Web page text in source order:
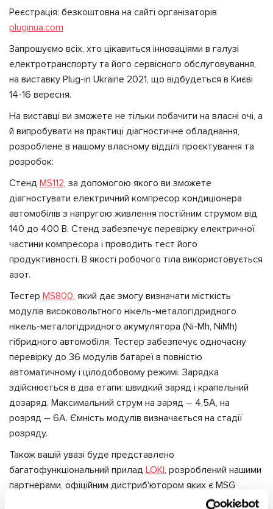
Реєстрація: безкоштовна на сайті організаторів
pluginua.com
Запрошуємо всіх, хто цікавиться інноваціями в галузі
електротранспорту та його сервісного обслуговування,
на виставку Plug-in Ukraine 2021, що відбудеться в Києві
14-16 вересня.
На виставці ви зможете не тільки побачити на власні очі, а
й випробувати на практиці діагностичне обладнання,
розроблене в нашому власному відділі проєктування та
розробок:
Стенд MS112, за допомогою якого ви зможете
діагностувати електричний компресор кондиціонера
автомобілів з напругою живлення постійним струмом від
140 до 400 В. Стенд забезпечує перевірку електричної
частини компресора і проводить тест його
продуктивності. В якості робочого тіла використовується
азот.
Тестер MS800, який дає змогу визначати місткість
модулів високовольтного нікель-металогідридного
нікель-металогідридного акумулятора (Ni-Mh, NiMh)
гібридного автомобіля. Тестер забезпечує одночасну
перевірку до 36 модулів батареї в повністю
автоматичному і цілодобовому режимі. Зарядка
здійснюється в два етапи: швидкий заряд і крапельний
дозаряд. Максимальний струм на заряд – 4,5А, на
розряд – 6А. Ємність модулів визначається на стадії
розряду.
Також вашій увазі буде представлено
багатофункціональний прилад LOKI, розроблений нашими
партнерами, офіційним дистриб'ютором яких є MSG
Equipment. З його допомогою ви зможете виробляти весь